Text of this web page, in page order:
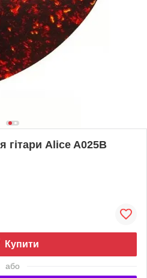
гітари Alice A025B
Купити
або